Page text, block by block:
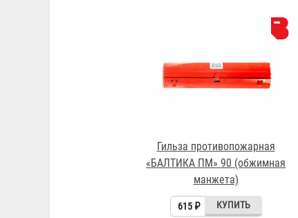
Гильза противопожарная
«БАЛТИКА ПМ» 90 (обжимная
манжета)
615 ₽